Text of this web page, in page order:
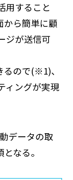
用すること
から簡単に顧
ジが送信可
ので(※1)、
ィングが実現
データの取
なる。